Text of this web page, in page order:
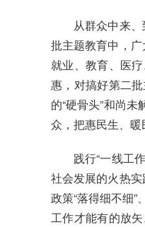
从群众中来、到
批主题教育中，
就业、教育、医
惠，对搞好第二
的“硬骨头”和尚
众，把惠民生、暖
践行“一线工作
社会发展的火热
政策“落得细不细”
工作才能有的放